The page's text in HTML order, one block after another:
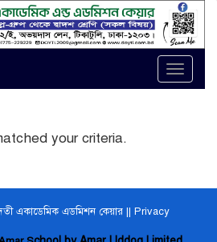
Toggle
your criteria.
একাডেমিক এডমিশন কেয়ার || Privacy